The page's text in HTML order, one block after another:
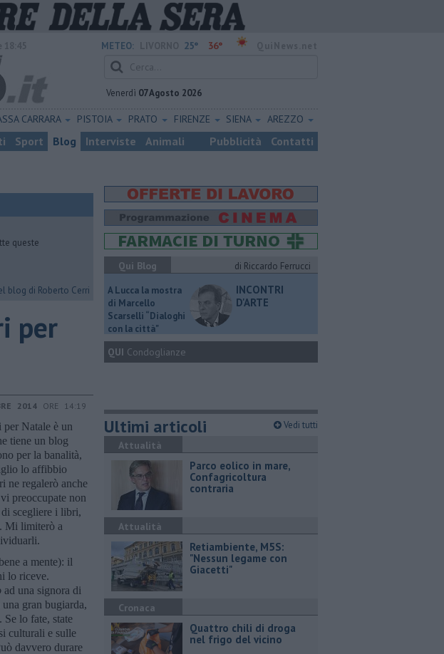
METEO: 25° 36°
Venerdì 07 Agosto 2026
CARRARA PISTOIA PRATO FIRENZE SIENA AREZZO
Sport Blog Interviste Animali Pubblicità Contatti
queste
blog di Roberto Cerri
per
2014 ORE 14:19
Natale è un
tiene un blog
per la banalità,
lo affibbio
ne regalerò anche
preoccupate non
scegliere i libri,
Mi limiterò a
a mente): il
lo riceve.
ad una signora di
gran bugiarda,
lo fate, state
culturali e sulle
davvero durare
Qui Blog
di Riccardo Ferrucci
A Lucca la mostra
di Marcello
Scarselli “Dialoghi
con la città"
INCONTRI
D'ARTE
QUI Condoglianze
Ultimi articoli Vedi tutti
Attualità
Parco eolico in mare,
Confagricoltura
contraria
Attualità
Retiambiente, M5S:
"Nessun legame con
Giacetti"
Cronaca
Quattro chili di droga
nel frigo del vicino